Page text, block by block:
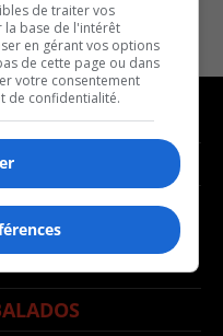
franco
récemment
de traiter vos
la base de l'intérêt
en gérant vos options
de cette page ou dans
votre consentement
de confidentialité.